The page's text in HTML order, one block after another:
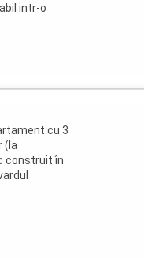
intr-o
cu 3
(la
construit în